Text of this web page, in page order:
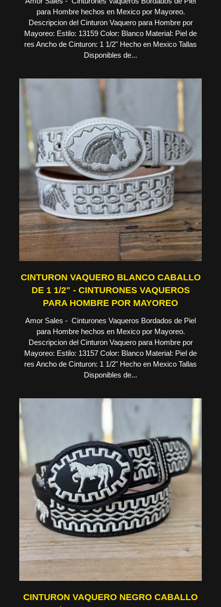
para Hombre hechos en Mexico por Mayoreo.
Descripcion del Cinturon Vaquero para Hombre por
Mayoreo: Estilo: 13159 Color: Blanco Material: Piel de
res Ancho de Cinturon: 1 1/2" Hecho en Mexico Tallas
Disponibles de...
CINTURON VAQUERO BLANCO CABALLO
DE 1 1/2" - CINTURONES VAQUEROS
PARA HOMBRE POR MAYOREO
Amor Sales - Cinturones Vaqueros Bordados de Piel
para Hombre hechos en Mexico por Mayoreo.
Descripcion del Cinturon Vaquero para Hombre por
Mayoreo: Estilo: 13157 Color: Blanco Material: Piel de
res Ancho de Cinturon: 1 1/2" Hecho en Mexico Tallas
Disponibles de...
CINTURON VAQUERO NEGRO CABALLO